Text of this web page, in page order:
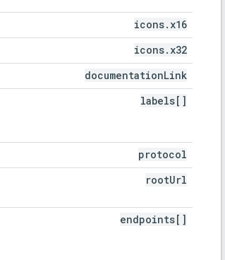
icons. x16
icons. x32
documentationLink
labels[]
protocol
rootUrl
endpoints[]